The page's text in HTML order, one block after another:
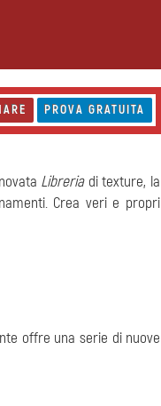
PROVA GRATUITA
Libreriadi texture, la
Crea veri e propri
offre una serie di nuove